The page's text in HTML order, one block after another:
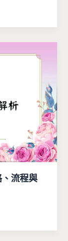
流程與